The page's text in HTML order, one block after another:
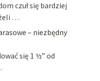
czuł się bardziej
…
– niezbędny
się 1 ½” od